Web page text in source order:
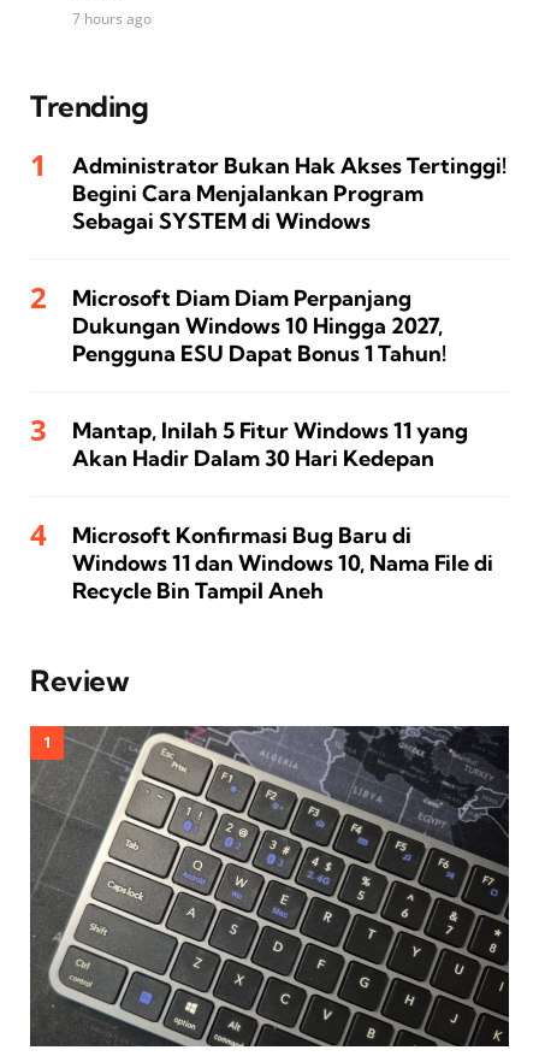
7 hours ago
Trending
Administrator Bukan Hak Akses Tertinggi!
Begini Cara Menjalankan Program
Sebagai SYSTEM di Windows
Microsoft Diam Diam Perpanjang
Dukungan Windows 10 Hingga 2027,
Pengguna ESU Dapat Bonus 1 Tahun!
Mantap, Inilah 5 Fitur Windows 11 yang
Akan Hadir Dalam 30 Hari Kedepan
Microsoft Konfirmasi Bug Baru di
Windows 11 dan Windows 10, Nama File di
Recycle Bin Tampil Aneh
Review